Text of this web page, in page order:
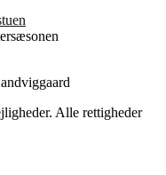
Alle rettigheder